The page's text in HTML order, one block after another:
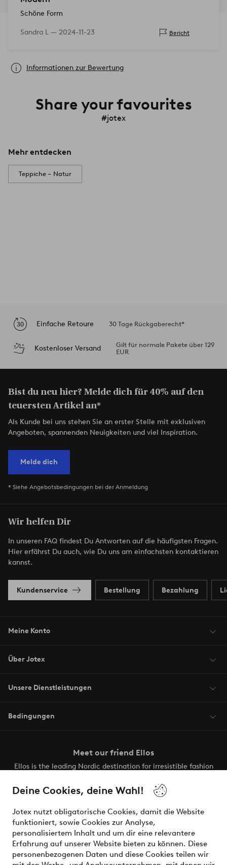
Deine Cookies, deine Wahl!
Jotex nutzt obligatorische Cookies, damit die Website
funktioniert, sowie Cookies zur Analyse,
personalisiertem Inhalt und um dir eine relevantere
Erfahrung auf unserer Website bieten zu können. Diese
personenbezogenen Daten und diese Cookies teilen wir
Schöne Form
Sandra L — 2024-11-23 Bericht
Informationen zur Bewertung
Share your favourites
#jotex
Mehr entdecken
Teppiche – Natur
Einfache Retoure 30 Tage Rückgaberecht*
Kostenloser Versand
Gilt für normale Pakete über 129
EUR
Bist du neu hier? Melde dich für 40% auf den
teuersten Artikel an*
Als Kunde bei uns stehen Sie an erster Stelle mit exklusiven
Angeboten, spannenden Neuigkeiten und viel Inspiration.
Melde dich
* Siehe Angebotsbedingungen bei der Anmeldung
Wir helfen Dir
In unseren FAQ findest Du Antworten auf die häufigsten Fragen.
Hier erfährst Du auch, wie Du uns am einfachsten kontaktieren
kannst.
Kundenservice Bestellung Bezahlung
Meine Konto
Über Jotex
Unsere Dienstleistungen
Bedingungen
Meet our friend Ellos
Ellos is the leading Nordic destination for irresistible fashion
the latest trends, curated to make finding your next look
effortless. It’s all here.
Visit Ellos